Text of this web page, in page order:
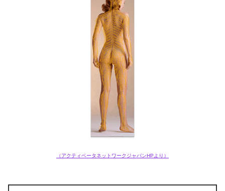
（アクティベータネットワークジャパンHPより）